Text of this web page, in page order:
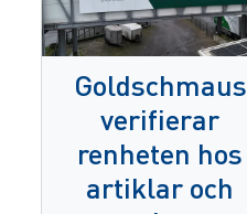
Goldschmaus
verifierar
renheten hos
artiklar och